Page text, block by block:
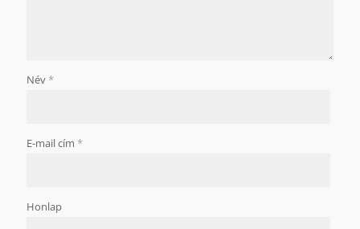
Név*
E-mail cím *
Honlap